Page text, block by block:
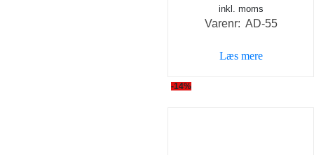
oprindelige
pris
69,00 kr..
inkl. moms
Varenr: AD-55
Læs mere
-14%